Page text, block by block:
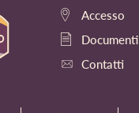
Accesso
Documenti
Contatti